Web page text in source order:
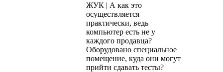
ЖУК | А как это
осуществляется
практически, ведь
компьютер есть не у
каждого продавца?
Оборудовано специальное
помещение, куда они могут
прийти сдавать тесты?